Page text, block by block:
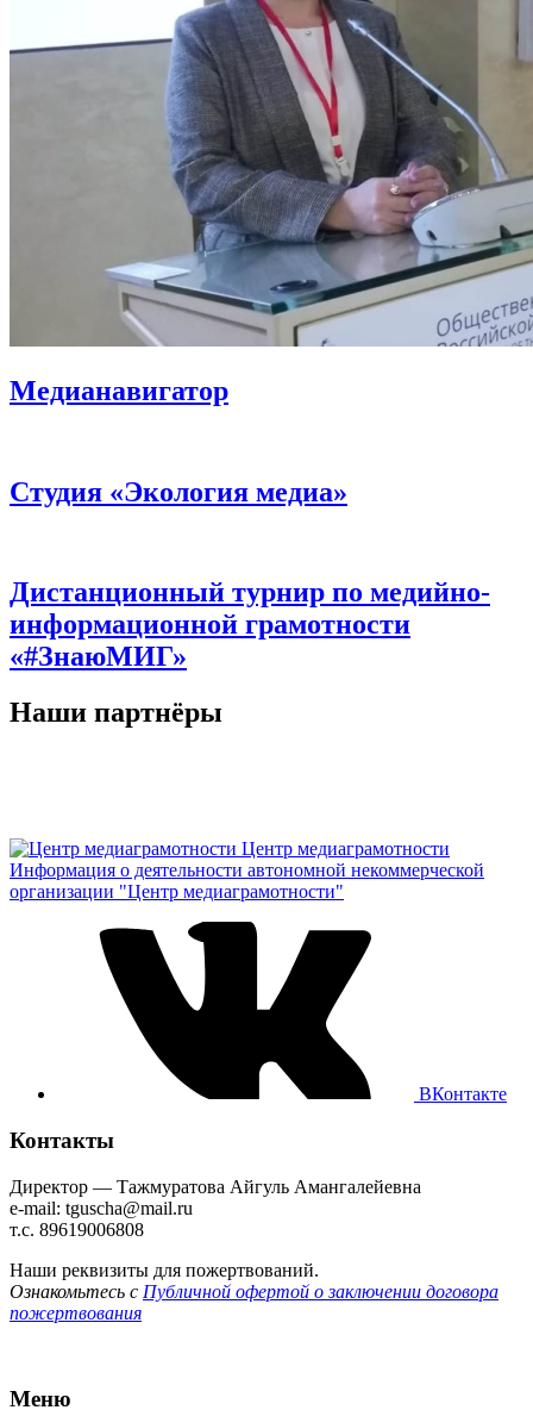
Медианавигатор
Студия «Экология медиа»
Дистанционный турнир по медийно-
информационной грамотности
«#ЗнаюМИГ»
Наши партнёры
Центр медиаграмотности
Информация о деятельности автономной некоммерческой
организации "Центр медиаграмотности"
ВКонтакте
Контакты
Директор — Тажмуратова Айгуль Амангалейевна
e-mail: tguscha@mail.ru
т.с. 89619006808
Наши реквизиты для пожертвований.
Ознакомьтесь с Публичной офертой о заключении договора
пожертвования
Меню